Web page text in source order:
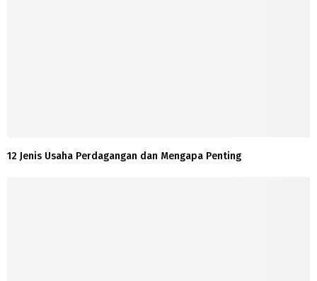
12 Jenis Usaha Perdagangan dan Mengapa Penting